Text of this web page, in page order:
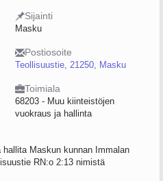
Sijainti
Masku
Postiosoite
Teollisuustie, 21250, Masku
Toimiala
68203 - Muu kiinteistöjen
vuokraus ja hallinta
Maskun kunnan Immalan
RN:o 2:13 nimistä